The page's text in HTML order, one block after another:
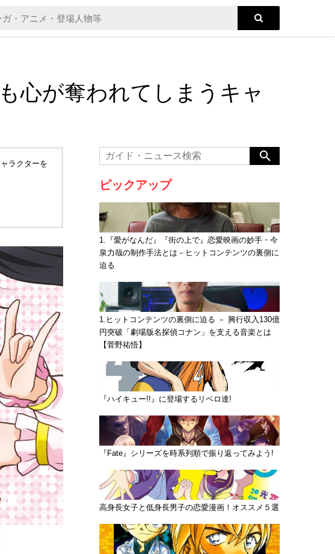
心が奪われてしまうキャ
ラクターを
ピックアップ
1.『愛がなんだ』『街の上で』恋愛映画の妙手・今
泉力哉の制作手法とは－ヒットコンテンツの裏側に
迫る
1.ヒットコンテンツの裏側に迫る － 興行収入130億
円突破「劇場版名探偵コナン」を支える音楽とは
【菅野祐悟】
『ハイキュー!!』に登場するリベロ達!
『Fate』シリーズを時系列順で振り返ってみよう!
高身長女子と低身長男子の恋愛漫画！オススメ５選